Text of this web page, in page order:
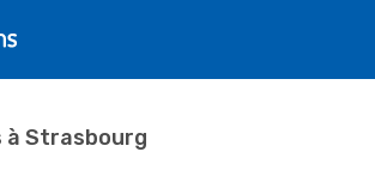
à Strasbourg